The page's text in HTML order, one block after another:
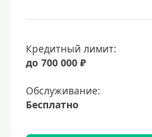
Кредитный лимит:
до 700 000 ₽
Обслуживание:
Бесплатно